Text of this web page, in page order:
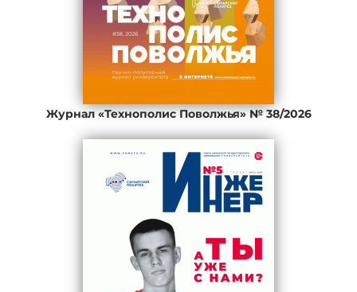
Журнал «Технополис Поволжья» № 38/2026